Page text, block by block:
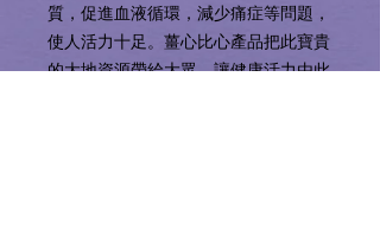
質，促進血液循環，減少痛症等問題，
使人活力十足。薑心比心產品把此寶貴
的大地資源帶給大眾，讓健康活力由此